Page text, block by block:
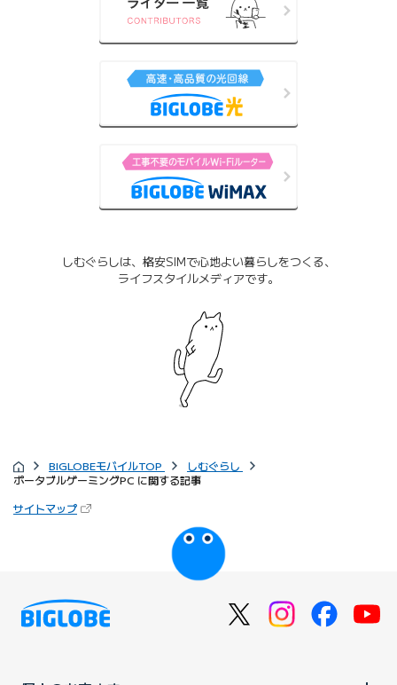
しむぐらしは、格安SIMで心地よい暮らしをつくる、
ライフスタイルメディアです。
BIGLOBEモバイルTOP
しむぐらし
ポータブルゲーミングPC に関する記事
サイトマップ